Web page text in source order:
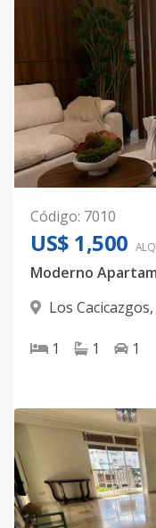
Código: 7010
US$ 1,500
Los Cacicazgos,
1 1 1